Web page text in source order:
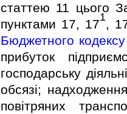
статтею 11 цього
пунктами 17, 171,
Бюджетного кодексу
прибуток
господарську
обсязi;
повiтряних